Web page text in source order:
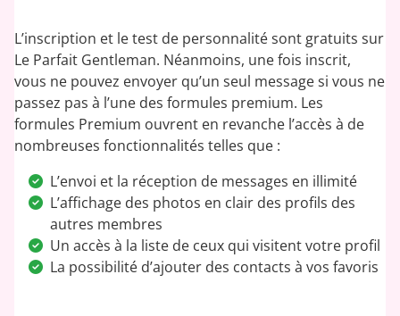
L’inscription et le test de personnalité sont gratuits sur
Le Parfait Gentleman. Néanmoins, une fois inscrit,
vous ne pouvez envoyer qu’un seul message si vous ne
passez pas à l’une des formules premium. Les
formules Premium ouvrent en revanche l’accès à de
nombreuses fonctionnalités telles que :
L’envoi et la réception de messages en illimité
L’affichage des photos en clair des profils des
autres membres
Un accès à la liste de ceux qui visitent votre profil
La possibilité d’ajouter des contacts à vos favoris